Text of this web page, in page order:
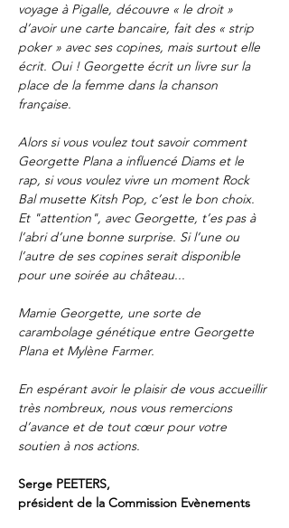
voyage à Pigalle, découvre « le droit »
d’avoir une carte bancaire, fait des « strip
poker » avec ses copines, mais surtout elle
écrit. Oui ! Georgette écrit un livre sur la
place de la femme dans la chanson
française.
Alors si vous voulez tout savoir comment
Georgette Plana a influencé Diams et le
rap, si vous voulez vivre un moment Rock
Bal musette Kitsh Pop, c’est le bon choix.
Et "attention", avec Georgette, t’es pas à
l’abri d’une bonne surprise. Si l’une ou
l’autre de ses copines serait disponible
pour une soirée au château...
Mamie Georgette, une sorte de
carambolage génétique entre Georgette
Plana et Mylène Farmer.
En espérant avoir le plaisir de vous accueillir
très nombreux, nous vous remercions
d’avance et de tout cœur pour votre
soutien à nos actions.
Serge PEETERS,
président de la Commission Evènements